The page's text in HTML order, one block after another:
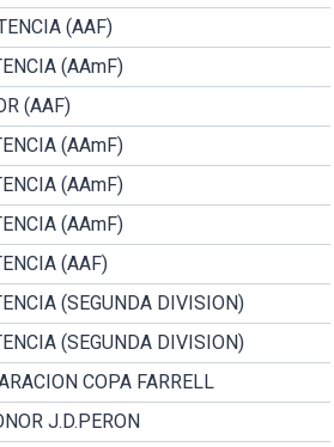
(AAF)
(AAmF)
(AAF)
(AAmF)
(AAmF)
(AAmF)
(AAF)
(SEGUNDA DIVISION)
(SEGUNDA DIVISION)
COPA FARRELL
J.D.PERON